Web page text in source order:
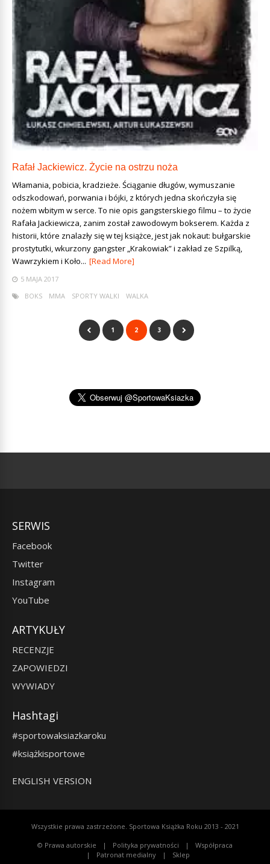
Rafał Jackiewicz. Życie na ostrzu noża
Włamania, pobicia, kradzieże. Ściąganie długów, wymuszanie
odszkodowań, porwania i bójki, z których jedna skończyła się
nożem wbitym w serce. To nie opis gangsterskiego filmu – to życie
Rafała Jackiewicza, zanim został zawodowym bokserem. Każda z
historii, które znalazły się w tej książce, jest jak nokaut: bułgarskie
prostytutki, wkurzony gangster „Krakowiak” i zakład ze Szpilką,
Wawrzykiem i Koło... [Read More]
5 MAJA 2017
BOKS
MMA SPORTY WALKI WALKA
1 2 3
SERWIS
Facebook
Twitter
Instagram
YouTube
ARTYKUŁY
RECENZJE
ZAPOWIEDZI
WYWIADY
Hashtagi
#sportowaksiazkaroku
#książkisportowe
ENGLISH VERSION
Wszystkie prawa zastrzeżone. Sportowa Książka Roku 2013 - 2021
© Prawa autorskie Polityka prywatności
Współpraca
Patronat medialny
Sklep